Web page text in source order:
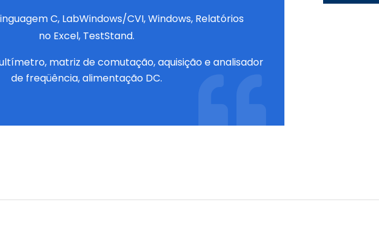
C, LabWindows/CVI, Windows, Relatórios
no Excel, TestStand.
matriz de comutação, aquisição e analisador
de freqüência, alimentação DC.